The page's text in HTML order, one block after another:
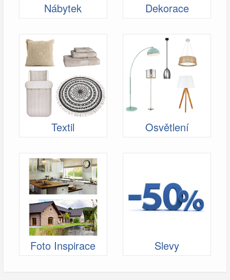
Nábytek Dekorace
Textil Osvětlení
Foto Inspirace Slevy